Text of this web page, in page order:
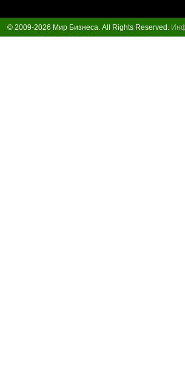
© 2009-2026 Мир Бизнеса. All Rights Reserved.